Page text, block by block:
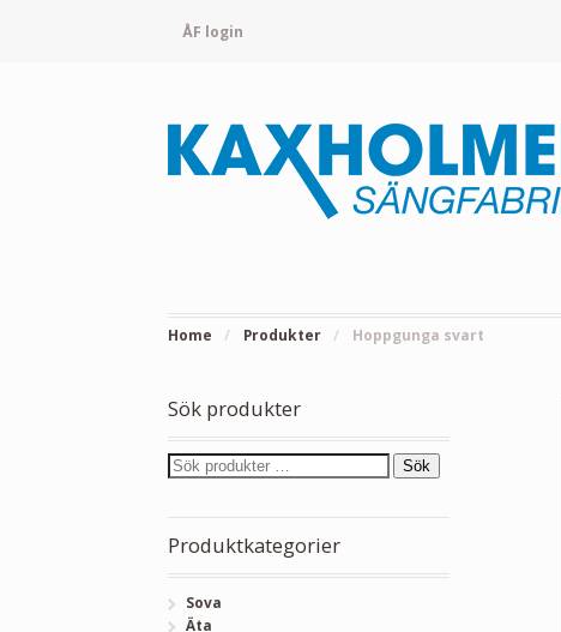
ÅF login
Home / Produkter / Hoppgunga svart
Sök produkter
Sök
Produktkategorier
Sova
Äta